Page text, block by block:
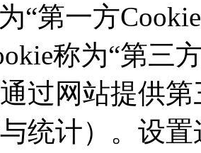
“第一方
称为“第三
过网站提供第
统计）。设